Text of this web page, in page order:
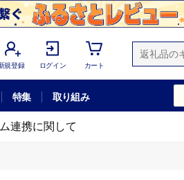
規登録 ログイン カート
特集 取り組み
連携に関して